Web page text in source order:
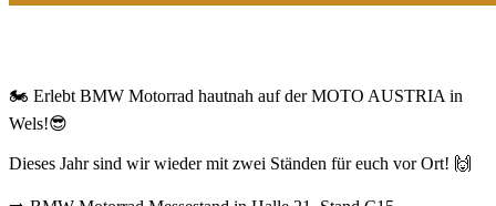
🏍️ Erlebt BMW Motorrad hautnah auf der MOTO AUSTRIA in
Wels!😎
Dieses Jahr sind wir wieder mit zwei Ständen für euch vor Ort! 🙌